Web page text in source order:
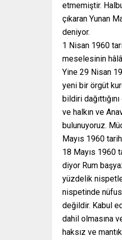
etmemiştir.
çıkaran Yunan
deniyor.
1 Nisan 1960
meselesinin
Yine 29 Nisan
yeni bir örgüt
bildiri
ve halkın ve
bulunuyoruz.
Mayıs 1960
18 Mayıs 1960
diyor Rum
yüzdelik
nispetinde
değildir. Kabul
dahil olmasına
haksız ve